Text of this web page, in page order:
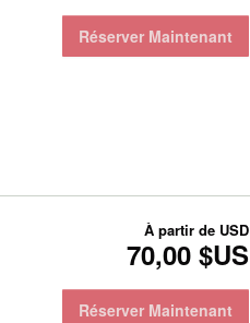
Réserver Maintenant
À partir de USD
70,00 $US
Réserver Maintenant